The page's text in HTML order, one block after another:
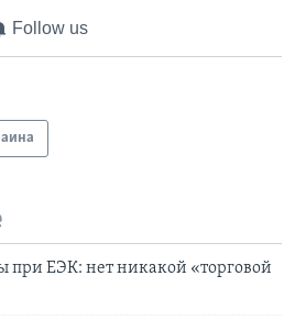
Follow us
при ЕЭК: нет никакой «торговой